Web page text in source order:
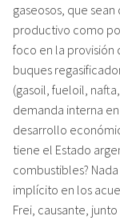
gaseosos, que
productivo como
foco en la provisión
buques
(gasoil, fueloil,
demanda interna
desarrollo
tiene el Estado
combustibles?
implícito en los
Frei, causante,